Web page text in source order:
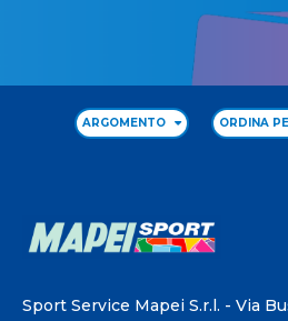
ARGOMENTO ORDINA
Sport Service Mapei S.r.l. - Via